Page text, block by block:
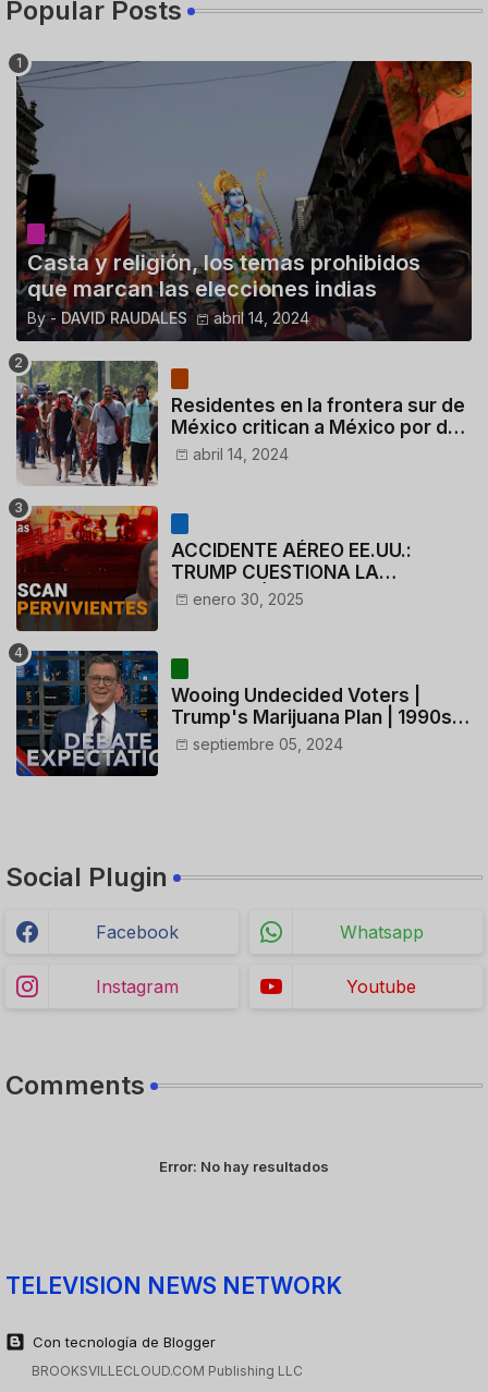
Popular Posts
Casta y religión, los temas prohibidos
que marcan las elecciones indias
By - DAVID RAUDALES abril 14, 2024
Residentes en la frontera sur de
México critican a México por dar
110 dólares a migrantes
deportados
abril 14, 2024
ACCIDENTE AÉREO EE.UU.:
TRUMP CUESTIONA LA
ACTUACIÓN DE LOS
CONTROLADORES y PILOTO del
enero 30, 2025
Wooing Undecided Voters |
Trump's Marijuana Plan | 1990s
Porn Expert Mark Robinson
septiembre 05, 2024
Social Plugin
Facebook Whatsapp
Instagram Youtube
Comments
Error: No hay resultados
TELEVISION NEWS NETWORK
Con tecnología de Blogger
BROOKSVILLECLOUD.COM Publishing LLC